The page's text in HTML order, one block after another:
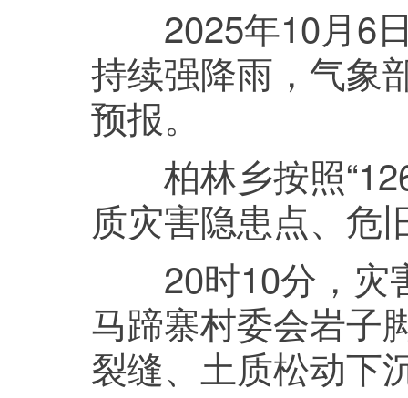
2025年10月6日
持续强降雨，气象
预报。
柏林乡按照
质灾害隐患点、危
20时10分，灾
马蹄寨村委会岩子
裂缝、土质松动下